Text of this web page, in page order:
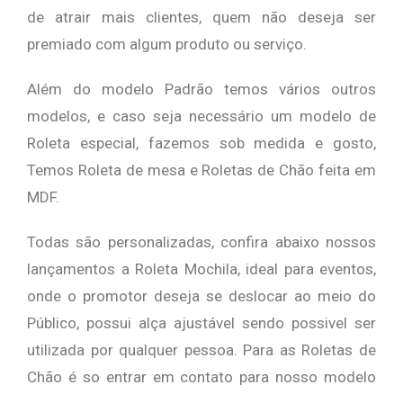
de atrair mais clientes, quem não deseja ser
premiado com algum produto ou serviço.
Além do modelo Padrão temos vários outros
modelos, e caso seja necessário um modelo de
Roleta especial, fazemos sob medida e gosto,
Temos Roleta de mesa e Roletas de Chão feita em
MDF.
Todas são personalizadas, confira abaixo nossos
lançamentos a Roleta Mochila, ideal para eventos,
onde o promotor deseja se deslocar ao meio do
Público, possui alça ajustável sendo possivel ser
utilizada por qualquer pessoa. Para as Roletas de
Chão é so entrar em contato para nosso modelo